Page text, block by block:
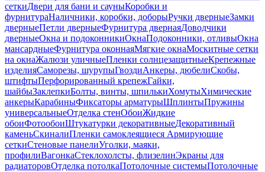
сеткиДвери для бани и сауныКоробки и
фурнитураНаличники, коробки, доборыРучки дверныеЗамки
дверныеПетли дверныеФурнитура двернаяДоводчики
дверныеОкна и подоконникиОкнаПодоконники, отливыОкна
мансардныеФурнитура оконнаяМягкие окнаМоскитные сетки
на окнаЖалюзи уличныеПленки солнцезащитныеКрепежные
изделияСаморезы, шурупыГвоздиАнкеры, дюбелиСкобы,
штифтыПерфорированный крепежГайки,
шайбыЗаклепкиБолты, винты, шпилькиХомутыХимические
анкерыКарабиныФиксаторы арматурыШплинтыПружины
универсальныеОтделка стенОбоиЖидкие
обоиФотообоиШтукатурки декоративныеДекоративный
каменьСкиналиПленки самоклеящиеся Армирующие
сеткиСтеновые панелиУголки, маяки,
профилиВагонкаСтеклохолсты, флизелинЭкраны для
радиаторовОтделка потолкаПотолочные системыПотолочные